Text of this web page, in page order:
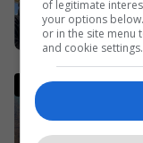
of legitimate
your options
or in the site menu
and cookie settings.